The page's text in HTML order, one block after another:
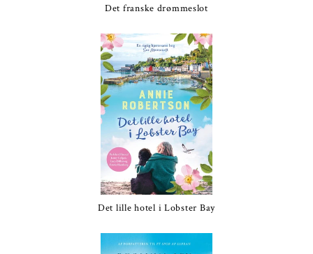
Det franske drømmeslot
Det lille hotel i Lobster Bay